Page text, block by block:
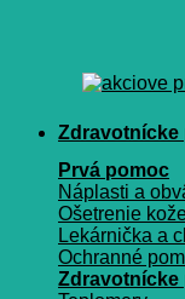
Zdravotnícke
Prvá pomoc
Náplasti a
Ošetrenie
Lekárnička a
Ochranné
Zdravotnícke